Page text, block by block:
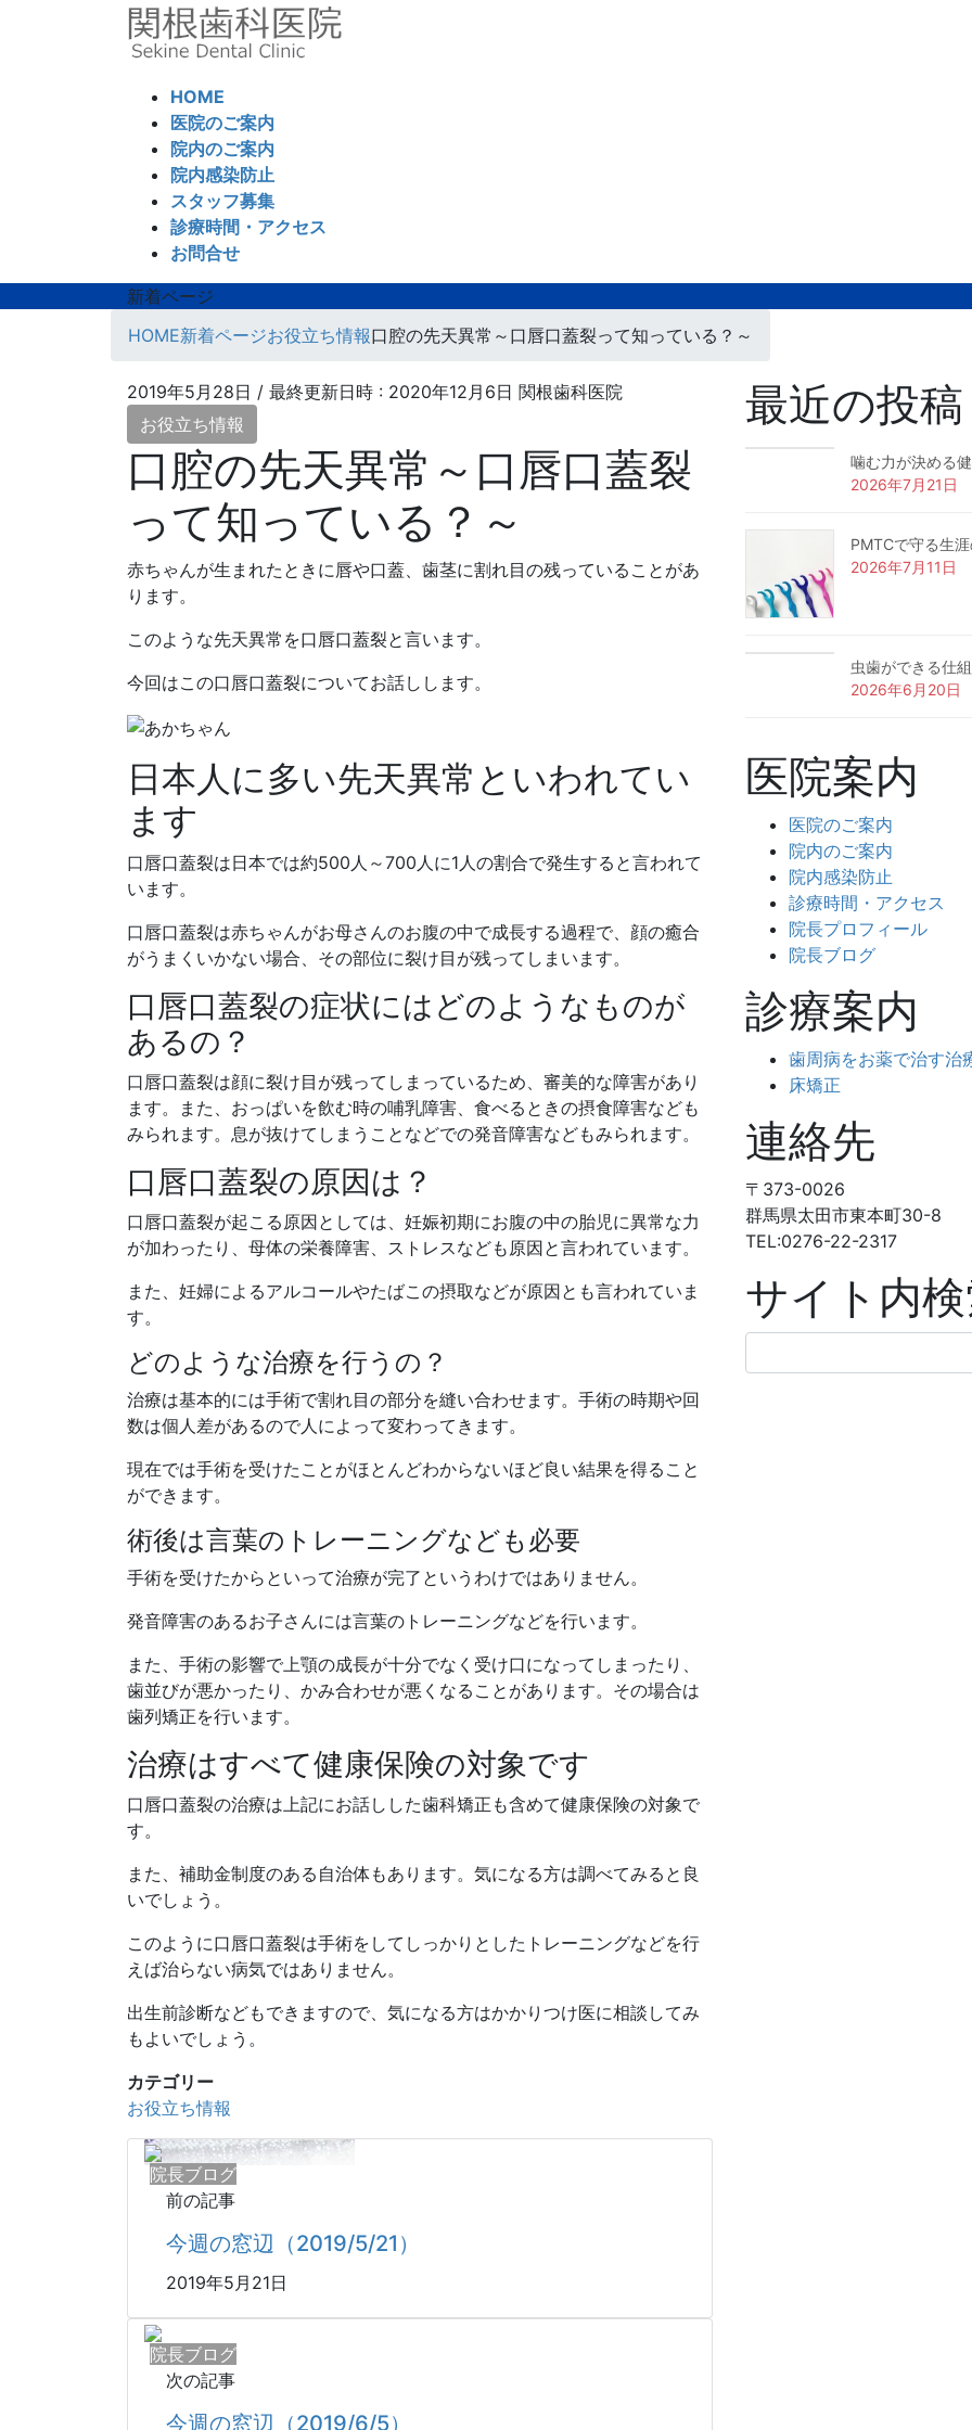
HOME
医院のご案内
院内のご案内
院内感染防止
スタッフ募集
診療時間・アクセス
お問合せ
新着ページ
HOME新着ページお役立ち情報口腔の先天異常～口唇口蓋裂って知っている？～
2019年5月28日 / 最終更新日時 : 2020年12月6日 関根歯科医院
お役立ち情報
口腔の先天異常～口唇口蓋裂
って知っている？～
赤ちゃんが生まれたときに唇や口蓋、歯茎に割れ目の残っていることがあ
ります。
このような先天異常を口唇口蓋裂と言います。
今回はこの口唇口蓋裂についてお話しします。
日本人に多い先天異常といわれてい
ます
口唇口蓋裂は日本では約500人～700人に1人の割合で発生すると言われて
います。
口唇口蓋裂は赤ちゃんがお母さんのお腹の中で成長する過程で、顔の癒合
がうまくいかない場合、その部位に裂け目が残ってしまいます。
口唇口蓋裂の症状にはどのようなものが
あるの？
口唇口蓋裂は顔に裂け目が残ってしまっているため、審美的な障害があり
ます。また、おっぱいを飲む時の哺乳障害、食べるときの摂食障害なども
みられます。息が抜けてしまうことなどでの発音障害などもみられます。
口唇口蓋裂の原因は？
口唇口蓋裂が起こる原因としては、妊娠初期にお腹の中の胎児に異常な力
が加わったり、母体の栄養障害、ストレスなども原因と言われています。
また、妊婦によるアルコールやたばこの摂取などが原因とも言われていま
す。
どのような治療を行うの？
治療は基本的には手術で割れ目の部分を縫い合わせます。手術の時期や回
数は個人差があるので人によって変わってきます。
現在では手術を受けたことがほとんどわからないほど良い結果を得ること
ができます。
術後は言葉のトレーニングなども必要
手術を受けたからといって治療が完了というわけではありません。
発音障害のあるお子さんには言葉のトレーニングなどを行います。
また、手術の影響で上顎の成長が十分でなく受け口になってしまったり、
歯並びが悪かったり、かみ合わせが悪くなることがあります。その場合は
歯列矯正を行います。
治療はすべて健康保険の対象です
口唇口蓋裂の治療は上記にお話しした歯科矯正も含めて健康保険の対象で
す。
また、補助金制度のある自治体もあります。気になる方は調べてみると良
いでしょう。
このように口唇口蓋裂は手術をしてしっかりとしたトレーニングなどを行
えば治らない病気ではありません。
出生前診断などもできますので、気になる方はかかりつけ医に相談してみ
もよいでしょう。
カテゴリー
お役立ち情報
院長ブログ
前の記事
今週の窓辺（2019/5/21）
2019年5月21日
院長ブログ
次の記事
今週の窓辺（2019/6/5）
最近の投稿
噛む力が決める
2026年7月21日
PMTCで守る生
2026年7月11日
虫歯ができる仕
2026年6月20日
医院案内
医院のご案内
院内のご案内
院内感染防止
診療時間・アクセス
院長プロフィール
院長ブログ
診療案内
歯周病をお薬で治す治
床矯正
連絡先
〒373-0026
群馬県太田市東本町30-8
TEL:0276-22-2317
サイト内